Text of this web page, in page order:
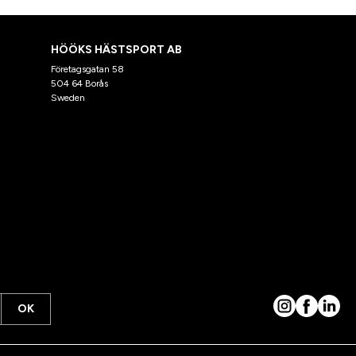
HÖÖKS HÄSTSPORT AB
Företagsgatan 58
504 64 Borås
Sweden
OK